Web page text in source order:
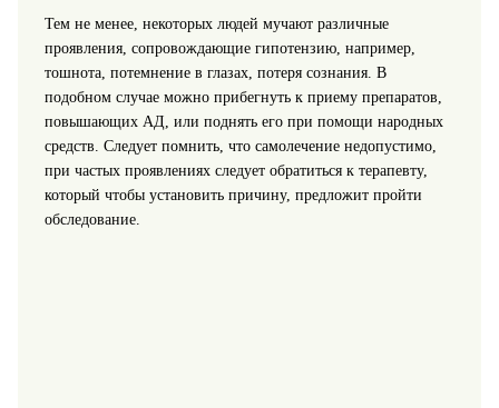
Тем не менее, некоторых людей мучают различные
проявления, сопровождающие гипотензию, например,
тошнота, потемнение в глазах, потеря сознания. В
подобном случае можно прибегнуть к приему препаратов,
повышающих АД, или поднять его при помощи народных
средств. Следует помнить, что самолечение недопустимо,
при частых проявлениях следует обратиться к терапевту,
который чтобы установить причину, предложит пройти
обследование.